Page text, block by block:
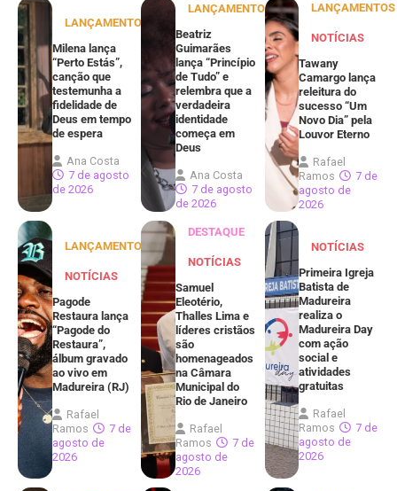
LANÇAMENTOS
Milena lança
“Perto Estás”,
canção que
testemunha a
fidelidade de
Deus em tempo
de espera
Ana Costa
7 de agosto
de 2026
LANÇAMENTOS
Beatriz
Guimarães
lança “Princípio
de Tudo” e
relembra que a
verdadeira
identidade
começa em
Deus
Ana Costa
7 de agosto
de 2026
LANÇAMENTOS
NOTÍCIAS
Tawany
Camargo lança
releitura do
sucesso “Um
Novo Dia” pela
Louvor Eterno
Rafael
Ramos
7 de
agosto de
2026
LANÇAMENTOS
NOTÍCIAS
Pagode
Restaura lança
“Pagode do
Restaura”,
álbum gravado
ao vivo em
Madureira (RJ)
Rafael
Ramos
7 de
agosto de
2026
DESTAQUE
NOTÍCIAS
Samuel
Eleotério,
Thalles Lima e
líderes cristãos
são
homenageados
na Câmara
Municipal do
Rio de Janeiro
Rafael
Ramos
7 de
agosto de
2026
NOTÍCIAS
Primeira Igreja
Batista de
Madureira
realiza o
Madureira Day
com ação
social e
atividades
gratuitas
Rafael
Ramos
7 de
agosto de
2026